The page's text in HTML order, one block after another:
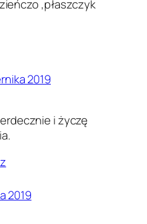
,płaszczyk
2019
i życzę
2019